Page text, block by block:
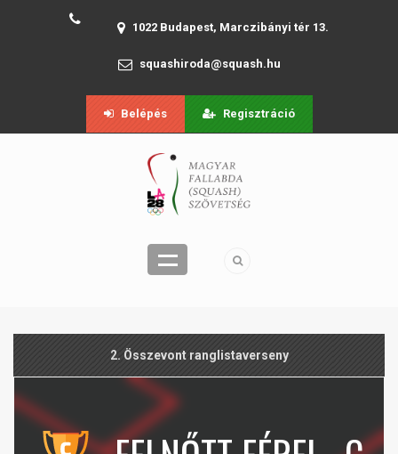
1022 Budapest, Marczibányi tér 13.
squashiroda@squash.hu
Belépés Regisztráció
2. Összevont ranglistaverseny